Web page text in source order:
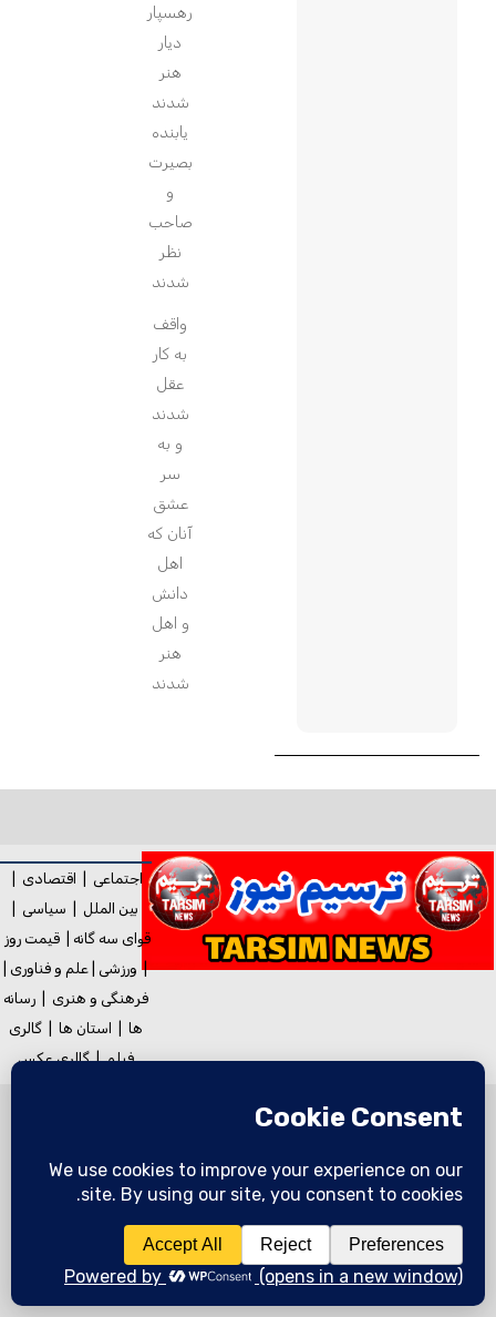
رهسپار
دیار
هنر
شدند
یابنده
بصیرت
و
صاحب
نظر
شدند
واقف
به کار
عقل
شدند
و به
سر
عشق
آنان که
اهل
دانش
و اهل
هنر
شدند
اجتماعی اقتصادی
بین الملل
سیاسی
قوای سه گانه |قیمت روز
| ورزشی علم و فناوری
فرهنگی و هنری
|رسانه
ها
استان ها |گالری
فیلم|گالری عکس
سایت متعلق به ترسیم نیوزمیباشد
بازنشر مطالب خبرگزاری ترسیم در سایر
خبرگزاری‌ها و روزنامه‌ها بدون ذکر منبع
آزاد است